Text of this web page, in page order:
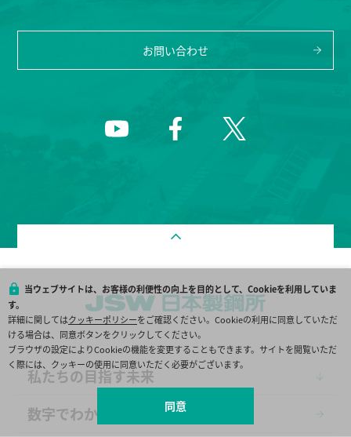
お問い合わせ
私たちの目指す未来
数字でわかるJSW
当ウェブサイトは、お客様の利便性の向上を目的として、Cookieを利用していま
す。
詳細に関してはクッキーポリシーをご確認ください。Cookieの利用に同意していただ
ける場合は、同意ボタンをクリックしてください。
ブラウザの設定によりCookieの機能を変更することもできます。サイトを閲覧いただ
く際には、クッキーの使用に同意いただく必要がございます。
同意